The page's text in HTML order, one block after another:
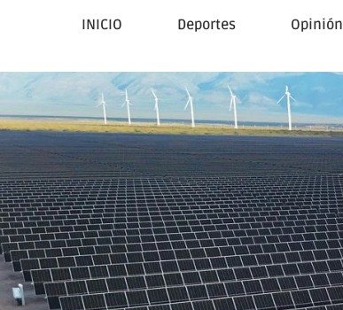
INICIO Deportes Opinión